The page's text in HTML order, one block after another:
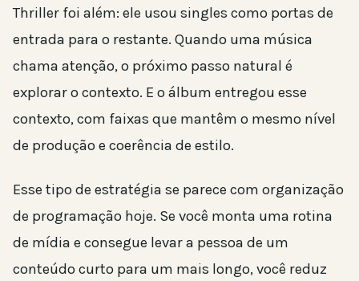
Thriller foi além: ele usou singles como portas de
entrada para o restante. Quando uma música
chama atenção, o próximo passo natural é
explorar o contexto. E o álbum entregou esse
contexto, com faixas que mantêm o mesmo nível
de produção e coerência de estilo.
Esse tipo de estratégia se parece com organização
de programação hoje. Se você monta uma rotina
de mídia e consegue levar a pessoa de um
conteúdo curto para um mais longo, você reduz